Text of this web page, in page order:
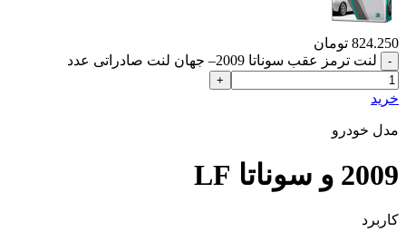
824.250 تومان
لنت ترمز عقب سوناتا 2009– جهان لنت صادراتی عدد
خرید
مدل خودرو
2009 و سوناتا LF
کاربرد